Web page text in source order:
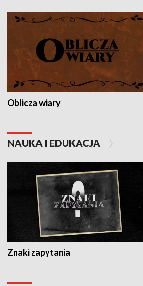
Oblicza wiary
NAUKA I EDUKACJA
Znaki zapytania